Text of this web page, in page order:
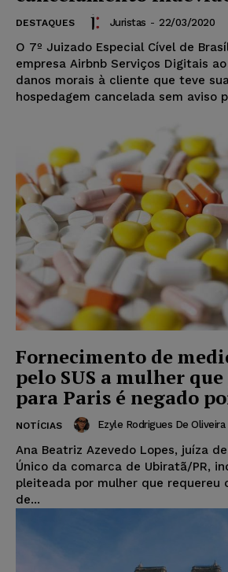
DESTAQUES Juristas - 22/03/2020
O 7º Juizado Especial Cível de
empresa Airbnb Serviços Digitais
danos morais à cliente que teve
hospedagem cancelada sem aviso
Fornecimento de
pelo SUS a mulher
para Paris é negado
NOTÍCIAS Ezyle Rodrigues De Oliveira
Ana Beatriz Azevedo Lopes, juíza
Único da comarca de Ubiratã/PR,
pleiteada por mulher que requereu
de...